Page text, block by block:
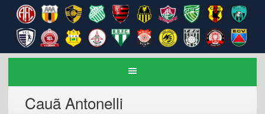
Cauã Antonelli